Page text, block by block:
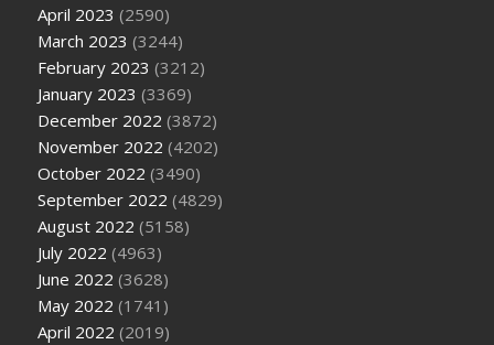
April 2023 (2590)
March 2023 (3244)
February 2023 (3212)
January 2023 (3369)
December 2022 (3872)
November 2022 (4202)
October 2022 (3490)
September 2022 (4829)
August 2022 (5158)
July 2022 (4963)
June 2022 (3628)
May 2022 (1741)
April 2022 (2019)